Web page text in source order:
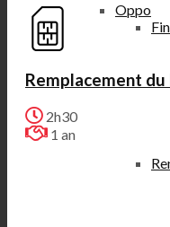
Oppo
Remplacement
2h30
1 an